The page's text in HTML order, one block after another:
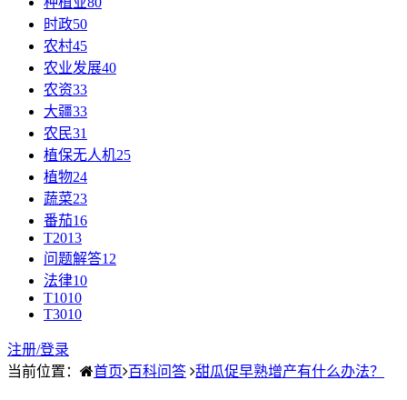
时政50
农村45
农业发展40
农资33
大疆33
农民31
植保无人机25
植物24
蔬菜23
番茄16
T2013
问题解答12
法律10
T1010
T3010
注册/登录
当前位置：
首页 百科问答 甜瓜促早熟增产有什么办法？